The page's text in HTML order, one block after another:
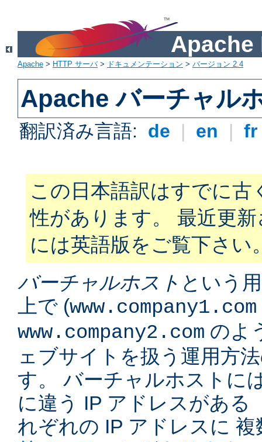
Apache
Apache > HTTP サーバ> ドキュメンテーション > バージョン 2.4
Apache バーチャル
翻訳済み言語: de | en |
この日本語訳はすでに古
性があります。 最近更
には英語版をご覧下さい
バーチャルホスト という
上で (www.company1.com
www.company2.com のよ
ェブサイトを扱う運用方
す。 バーチャルホストに
に違う IP アドレスがある
れぞれの IP アドレスに